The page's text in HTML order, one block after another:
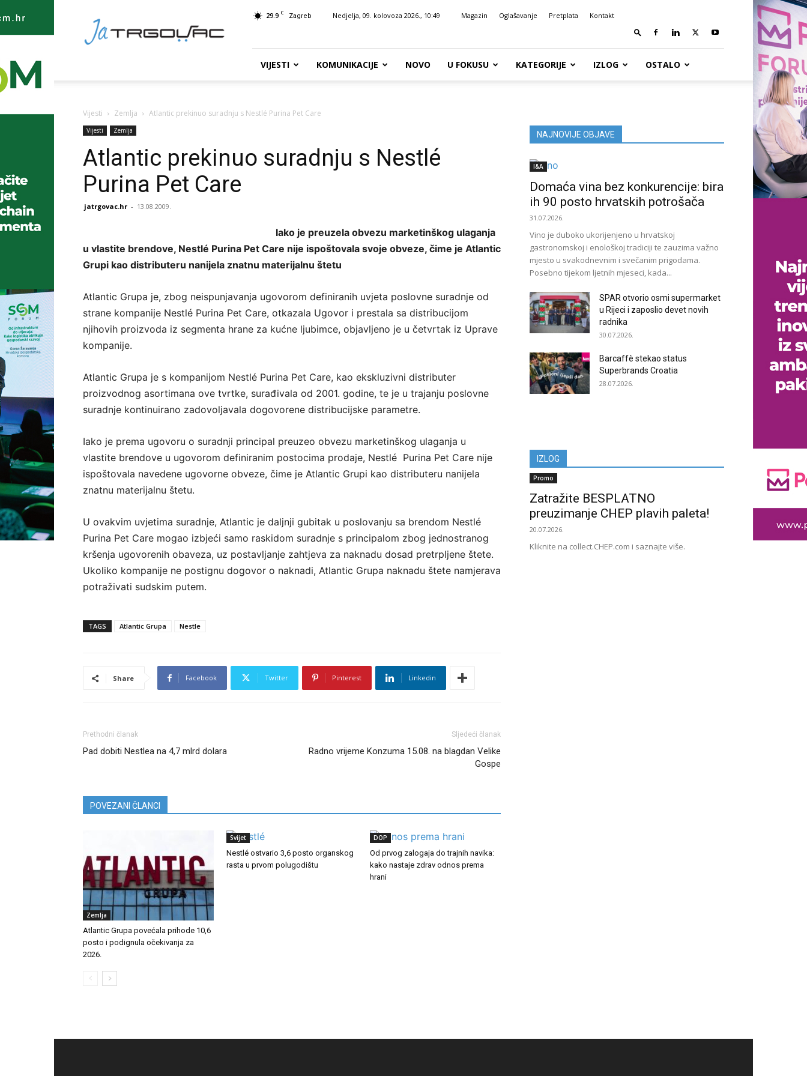
TRGOVAC
29.9 C Zagreb Nedjelja, 09. kolovoza 2026., 10:49 Magazin Oglašavanje Pretplata Kontakt
VIJESTI KOMUNIKACIJE NOVO U FOKUSU KATEGORIJE IZLOG OSTALO
Vijesti Zemlja Atlantic prekinuo suradnju s Nestlé Purina Pet Care
Vijesti Zemlja
Atlantic prekinuo suradnju s Nestlé
Purina Pet Care
jatrgovac.hr - 13.08.2009.
Iako je preuzela obvezu marketinškog ulaganja
u vlastite brendove, Nestlé Purina Pet Care nije ispoštovala svoje obveze, čime je Atlantic
Grupi kao distributeru nanijela znatnu materijalnu štetu
Atlantic Grupa je, zbog neispunjavanja ugovorom definiranih uvjeta poslovne suradnje od
strane kompanije Nestlé Purina Pet Care, otkazala Ugovor i prestala sa distribucijom
njihovih proizvoda iz segmenta hrane za kućne ljubimce, objavljeno je u četvrtak iz Uprave
kompanije.
Atlantic Grupa je s kompanijom Nestlé Purina Pet Care, kao ekskluzivni distributer
proizvodnog asortimana ove tvrtke, surađivala od 2001. godine, te je u trajanju poslovne
suradnje kontinuirano zadovoljavala dogovorene distribucijske parametre.
Iako je prema ugovoru o suradnji principal preuzeo obvezu marketinškog ulaganja u
vlastite brendove u ugovorom definiranim postocima prodaje, Nestlé Purina Pet Care nije
ispoštovala navedene ugovorne obveze, čime je Atlantic Grupi kao distributeru nanijela
znatnu materijalnu štetu.
U ovakvim uvjetima suradnje, Atlantic je daljnji gubitak u poslovanju sa brendom Nestlé
Purina Pet Care mogao izbjeći samo raskidom suradnje s principalom zbog jednostranog
kršenja ugovorenih obaveza, uz postavljanje zahtjeva za naknadu dosad pretrpljene štete.
Ukoliko kompanije ne postignu dogovor o naknadi, Atlantic Grupa naknadu štete namjerava
potraživati sudskim putem.
TAGS Atlantic Grupa Nestle
Share Facebook Twitter Pinterest Linkedin
Prethodni članak
Pad dobiti Nestlea na 4,7 mlrd dolara
Sljedeći članak
Radno vrijeme Konzuma 15.08. na blagdan Velike
Gospe
POVEZANI ČLANCI
Zemlja
Atlantic Grupa povećala prihode 10,6
posto i podignula očekivanja za
2026.
Svijet
Nestlé ostvario 3,6 posto organskog
rasta u prvom polugodištu
DOP
Od prvog zalogaja do trajnih navika:
kako nastaje zdrav odnos prema
hrani
NAJNOVIJE OBJAVE
I&A
Domaća vina bez konkurencije: bira
ih 90 posto hrvatskih potrošača
31.07.2026.
Vino je duboko ukorijenjeno u hrvatskoj
gastronomskoj i enološkoj tradiciji te zauzima važno
mjesto u svakodnevnim i svečanim prigodama.
Posebno tijekom ljetnih mjeseci, kada...
SPAR otvorio osmi supermarket
u Rijeci i zaposlio devet novih
radnika
30.07.2026.
Barcaffè stekao status
Superbrands Croatia
28.07.2026.
IZLOG
Promo
Zatražite BESPLATNO
preuzimanje CHEP plavih paleta!
20.07.2026.
Kliknite na collect.CHEP.com i saznajte više.